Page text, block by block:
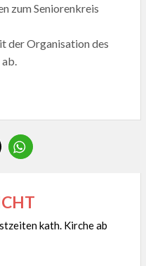
zum Seniorenkreis
der Organisation des
kath. Kirche ab